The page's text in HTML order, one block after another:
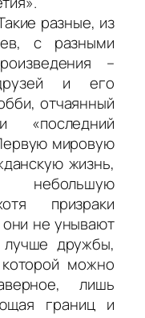
разные, из
с разными
–
и его
отчаянный
«последний
мировую
жизнь,
призраки
не унывают
дружбы,
можно
лишь
границ и